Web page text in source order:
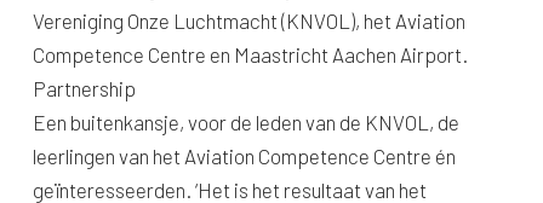
Vereniging Onze Luchtmacht (KNVOL), het Aviation
Competence Centre en Maastricht Aachen Airport.
Partnership
Een buitenkansje, voor de leden van de KNVOL, de
leerlingen van het Aviation Competence Centre én
geïnteresseerden. ‘Het is het resultaat van het